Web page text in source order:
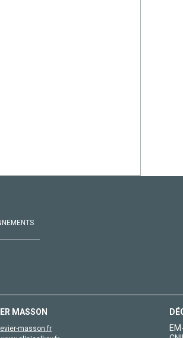
MASSON
masson.fr